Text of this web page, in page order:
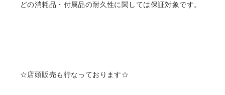
どの消耗品・付属品の耐久性に関しては保証対象です。
☆店頭販売も行なっております☆